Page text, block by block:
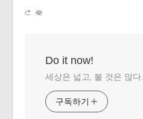
Do it now!
세상은 넓고, 볼 것은 많다.
구독하기